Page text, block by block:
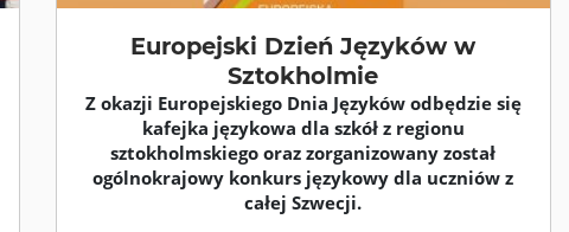
Europejski Dzień Języków w
Sztokholmie
Z okazji Europejskiego Dnia Języków odbędzie się
kafejka językowa dla szkół z regionu
sztokholmskiego oraz zorganizowany został
ogólnokrajowy konkurs językowy dla uczniów z
całej Szwecji.